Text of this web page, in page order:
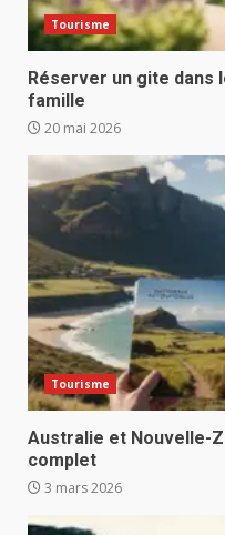
Tourisme
Réserver un gite dans
famille
20 mai 2026
Tourisme
Australie et Nouvelle-
complet
3 mars 2026